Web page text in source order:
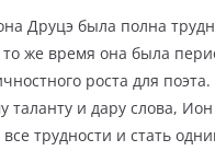
Друцэ была полна
же время она была
роста для поэта.
таланту и дару слова,
трудности и стать